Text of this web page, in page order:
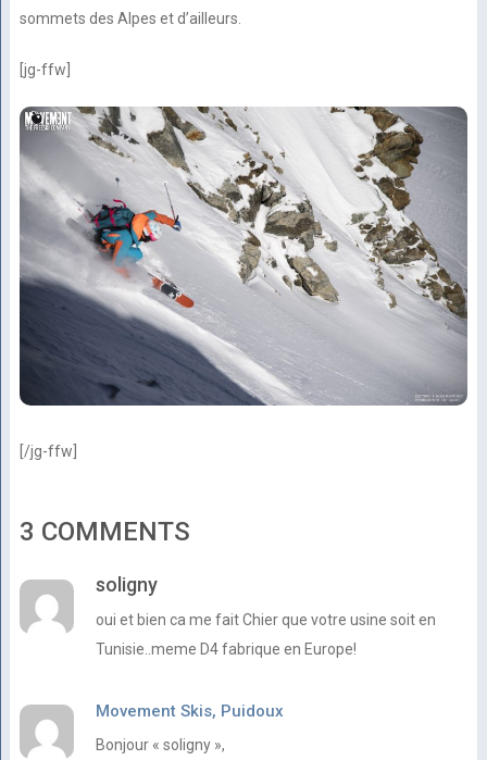
sommets des Alpes et d’ailleurs.
[jg-ffw]
[/jg-ffw]
3 COMMENTS
soligny
oui et bien ca me fait Chier que votre usine soit en
Tunisie..meme D4 fabrique en Europe!
Movement Skis, Puidoux
Bonjour « soligny »,